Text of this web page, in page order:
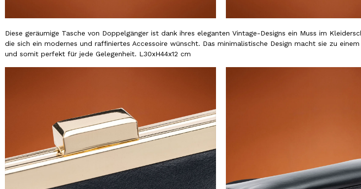
Diese geräumige Tasche von Doppelgänger ist dank ihres eleganten Vintage-Designs ein Muss im
die sich ein modernes und raffiniertes Accessoire wünscht. Das minimalistische Design macht sie zu
und somit perfekt für jede Gelegenheit. L30xH44x12 cm